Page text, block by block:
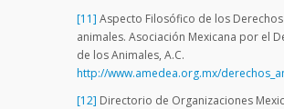
[11] Aspecto Filosófico de los
animales. Asociación Mexicana por el
de los Animales, A.C.
http://www.amedea.org.mx/
[12] Directorio de Organizaciones